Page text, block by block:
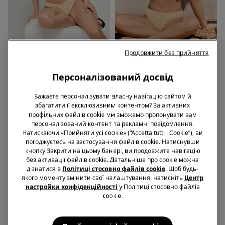
Ліф Бікіні Трикутник на
Days Жовтий
999,00 грн. 499,00 грн.-50%
Ліф Бікіні Балконет Sunny
1139,00 грн. 499,00 грн.-56%
Персоналізований досвід
Бажаєте персоналізувати власну навігацію сайтом й
збагатити її ексклюзивним контентом? За активних
профільних файлів cookie ми зможемо пропонувати вам
персоналізований контент та рекламні повідомлення.
Натискаючи «Прийняти усі cookie» (“Accetta tutti i Cookie”), ви
погоджуєтесь на застосування файлів cookie. Натиснувши
кнопку Закрити на цьому банері, ви продовжите навігацію
без активації файлів cookie. Детальніше про cookie можна
дізнатися в Політиці стосовно файлів cookie. Щоб будь-
якого моменту змінити свої налаштування, натисніть Центр
настройки конфіденційності у Політиці стосовно файлів
cookie.
Продовжити без прийняття